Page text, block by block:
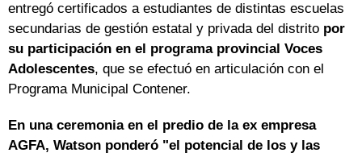
entregó certificados a estudiantes de distintas escuelas
secundarias de gestión estatal y privada del distrito por
su participación en el programa provincial Voces
Adolescentes, que se efectuó en articulación con el
Programa Municipal Contener.
En una ceremonia en el predio de la ex empresa
AGFA, Watson ponderó "el potencial de los y las